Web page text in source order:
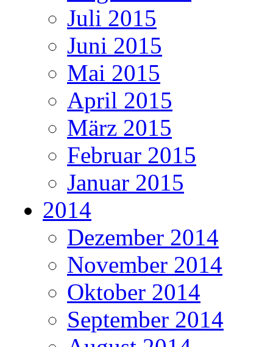
Juli 2015
Juni 2015
Mai 2015
April 2015
März 2015
Februar 2015
Januar 2015
2014
Dezember 2014
November 2014
Oktober 2014
September 2014